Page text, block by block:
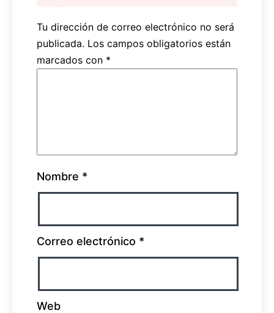
Tu dirección de correo electrónico no será
publicada. Los campos obligatorios están
marcados con *
Nombre *
Correo electrónico *
Web